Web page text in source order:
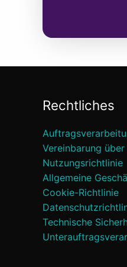
Rechtliches
Vereinbarung
Nutzungsrichtlinie
Allgemeine
Cookie-Richtlinie
Technische